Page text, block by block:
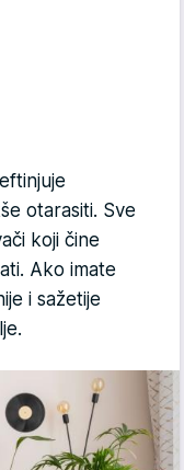
otarasiti. Sve
koji čine
Ako imate
i sažetije